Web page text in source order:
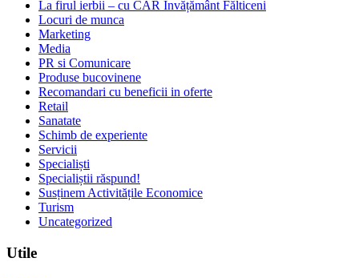
La firul ierbii – cu CAR Învățământ Fălticeni
Locuri de munca
Marketing
Media
PR si Comunicare
Produse bucovinene
Recomandari cu beneficii in oferte
Retail
Sanatate
Schimb de experiente
Servicii
Specialiști
Specialiștii răspund!
Susținem Activitățile Economice
Turism
Uncategorized
Utile